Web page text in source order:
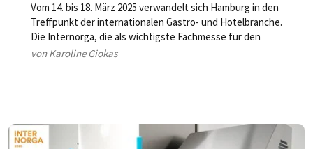
Vom 14. bis 18. März 2025 verwandelt sich Hamburg in den
Treffpunkt der internationalen Gastro- und Hotelbranche.
Die Internorga, die als wichtigste Fachmesse für den
Außer-Haus-Markt gilt, präsentiert innovative Konzepte,
von Karoline Giokas